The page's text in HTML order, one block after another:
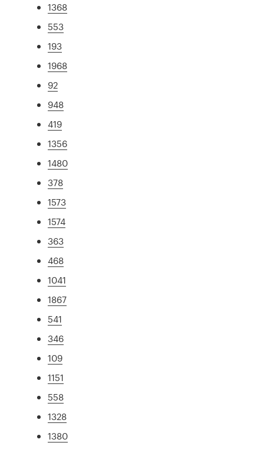
1368
553
193
1968
92
948
419
1356
1480
378
1573
1574
363
468
1041
1867
541
346
109
1151
558
1328
1380